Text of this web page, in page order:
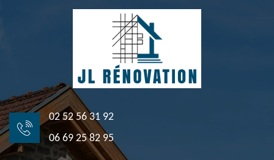
02 52 56 31 92
06 69 25 82 95